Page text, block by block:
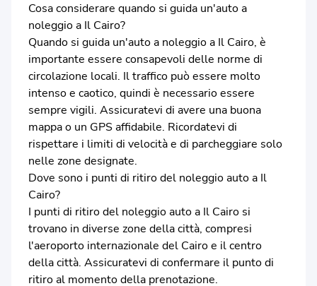
Cosa considerare quando si guida un'auto a
noleggio a Il Cairo?
Quando si guida un'auto a noleggio a Il Cairo, è
importante essere consapevoli delle norme di
circolazione locali. Il traffico può essere molto
intenso e caotico, quindi è necessario essere
sempre vigili. Assicuratevi di avere una buona
mappa o un GPS affidabile. Ricordatevi di
rispettare i limiti di velocità e di parcheggiare solo
nelle zone designate.
Dove sono i punti di ritiro del noleggio auto a Il
Cairo?
I punti di ritiro del noleggio auto a Il Cairo si
trovano in diverse zone della città, compresi
l'aeroporto internazionale del Cairo e il centro
della città. Assicuratevi di confermare il punto di
ritiro al momento della prenotazione.